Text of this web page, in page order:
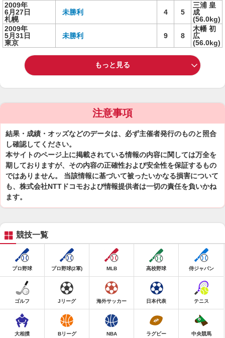
2009年
6月27日
札幌
未勝利 4 5
三浦 皇
成
(56.0kg)
2009年
5月31日
東京
未勝利 9 8
木幡 初
広
(56.0kg)
もっと見る
注意事項
結果・成績・オッズなどのデータは、必ず主催者発行のものと照合
し確認してください。
本サイトのページ上に掲載されている情報の内容に関しては万全を
期しておりますが、その内容の正確性および安全性を保証するもの
ではありません。 当該情報に基づいて被ったいかなる損害について
も、株式会社NTTドコモおよび情報提供者は一切の責任を負いかね
ます。
競技一覧
プロ野球 プロ野球(2軍) MLB 高校野球 侍ジャパン
ゴルフ Jリーグ 海外サッカー 日本代表 テニス
大相撲 Bリーグ NBA ラグビー 中央競馬